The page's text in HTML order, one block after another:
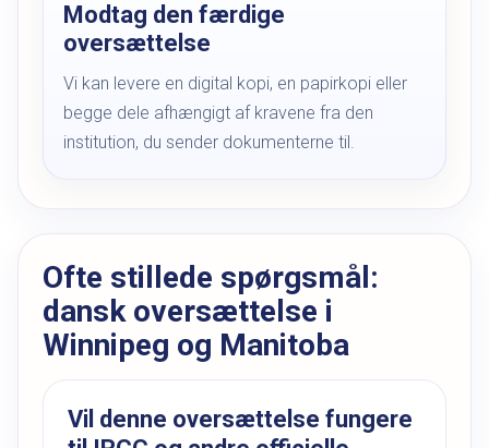
Modtag den færdige
oversættelse
Vi kan levere en digital kopi, en papirkopi eller
begge dele afhængigt af kravene fra den
institution, du sender dokumenterne til.
Ofte stillede spørgsmål:
dansk oversættelse i
Winnipeg og Manitoba
Vil denne oversættelse fungere